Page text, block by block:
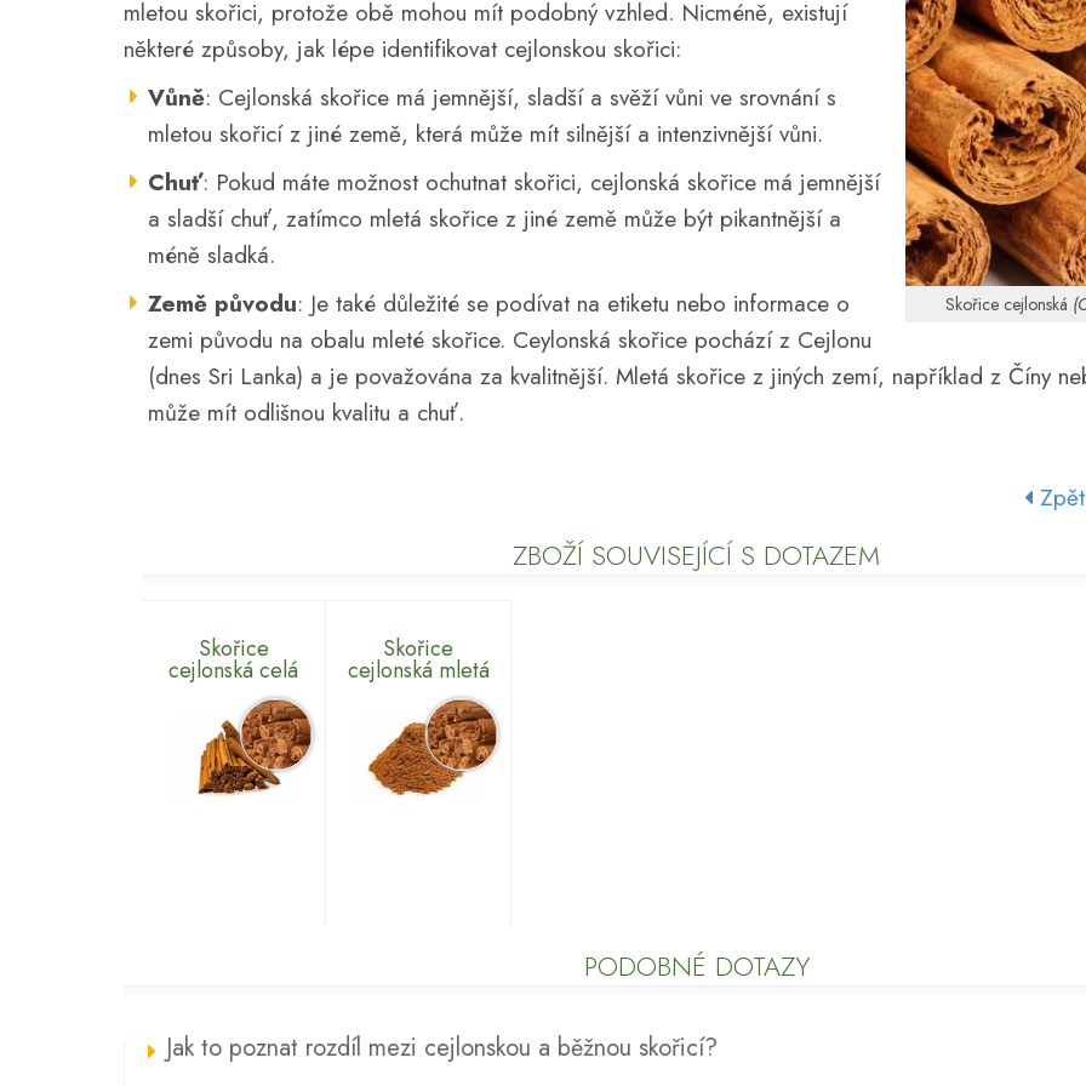
Skořice cejlonská
mletou skořici, protože obě mohou mít podobný vzhled. Nicméně, existují
některé způsoby, jak lépe identifikovat cejlonskou skořici:
Vůně: Cejlonská skořice má jemnější, sladší a svěží vůni ve srovnání s
mletou skořicí z jiné země, která může mít silnější a intenzivnější vůni.
Chuť: Pokud máte možnost ochutnat skořici, cejlonská skořice má jemnější
a sladší chuť, zatímco mletá skořice z jiné země může být pikantnější a
méně sladká.
Země původu: Je také důležité se podívat na etiketu nebo informace o
zemi původu na obalu mleté skořice. Ceylonská skořice pochází z Cejlonu
(dnes Sri Lanka) a je považována za kvalitnější. Mletá skořice z jiných zemí, například z Číny
může mít odlišnou kvalitu a chuť.
ZBOŽÍ SOUVISEJÍCÍ S DOTAZEM
Skořice
cejlonská celá
Skořice
cejlonská mletá
PODOBNÉ DOTAZY
Jak to poznat rozdíl mezi cejlonskou a běžnou skořicí?